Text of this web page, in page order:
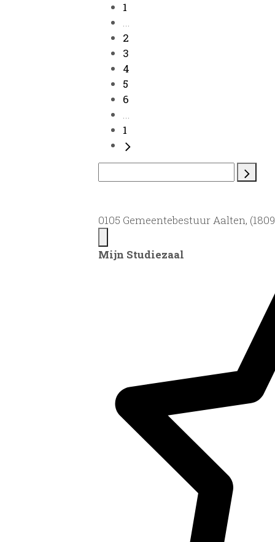
1
...
2
3
4
5
6
...
1
0105 Gemeentebestuur Aalten,
Mijn Studiezaal